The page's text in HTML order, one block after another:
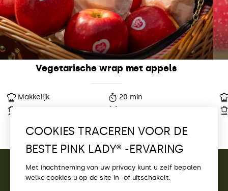
Vegetarische wrap met appels
Makkelijk
20 min
CONTACT
COOKIES TRACEREN VOOR DE
BESTE PINK LADY® -ERVARING
Met inachtneming van uw privacy kunt u zelf bepalen
welke cookies u op de site in- of uitschakelt.